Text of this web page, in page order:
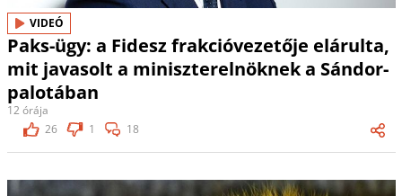
VIDEÓ
Paks-ügy: a Fidesz frakcióvezetője elárulta,
mit javasolt a miniszterelnöknek a Sándor-
palotában
12 órája
26
1 18